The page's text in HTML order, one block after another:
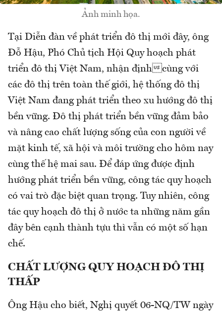
Ảnh minh họa.
Tại Diễn đàn về phát triển đô thị mới đây, ông
Đỗ Hậu, Phó Chủ tịch Hội Quy hoạch phát
triển đô thị Việt Nam, nhận địnhcùng với
các đô thị trên toàn thế giới, hệ thống đô thị
Việt Nam đang phát triển theo xu hướng đô thị
bền vững. Đô thị phát triển bền vững đảm bảo
và nâng cao chất lượng sống của con người về
mặt kinh tế, xã hội và môi trường cho hôm nay
cùng thế hệ mai sau. Để đáp ứng được định
hướng phát triển bền vững, công tác quy hoạch
có vai trò đặc biệt quan trọng. Tuy nhiên, công
tác quy hoạch đô thị ở nước ta những năm gần
đây bên cạnh thành tựu thì vẫn có một số hạn
chế.
CHẤT LƯỢNG QUY HOẠCH ĐÔ THỊ
THẤP
Ông Hậu cho biết, Nghị quyết 06-NQ/TW ngày